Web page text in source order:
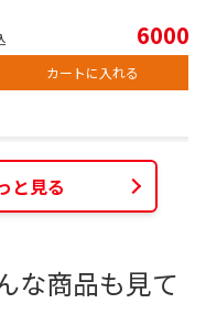
6000
カートに入れる
と見る
な商品も見て